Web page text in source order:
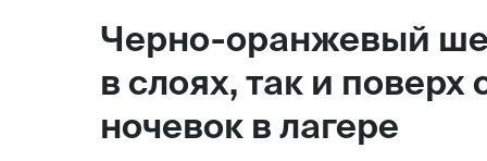
Большая Новодмитровская,
вход 10, 3 этаж, КП «Дизайн
Черно-оранжевый
в слоях, так и
ночевок в лагере